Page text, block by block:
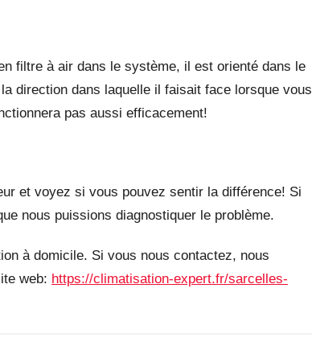
filtre à air dans le système, il est orienté dans le
direction dans laquelle il faisait face lorsque vous
pas aussi efficacement!
et voyez si vous pouvez sentir la différence! Si
nous puissions diagnostiquer le problème.
à domicile. Si vous nous contactez, nous
web: https://climatisation-expert.fr/sarcelles-